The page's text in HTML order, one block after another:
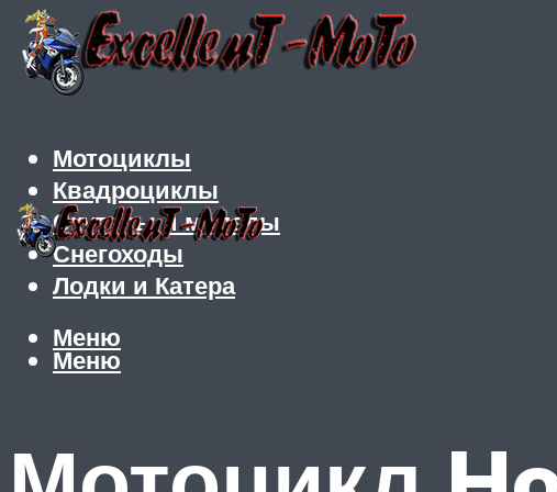
Мотоциклы
Квадроциклы
Скутеры и мопеды
Снегоходы
Лодки и Катера
Меню
Меню